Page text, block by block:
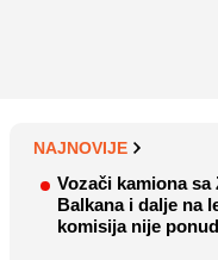
NAJNOVIJE
Vozači kamiona sa
Balkana i dalje na
komisija nije